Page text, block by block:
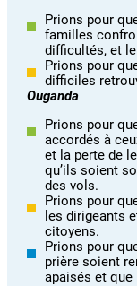
Prions pour
familles
difficultés, et
Prions pour
difficiles
Ouganda
Prions pour
accordés à
et la perte de
qu’ils soient
des vols.
Prions pour
les dirigeants
citoyens.
Prions pour
prière soient
apaisés et que